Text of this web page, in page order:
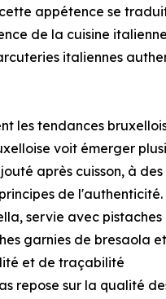
appétence se
de la cuisine
italiennes
les tendances
voit émerger
après cuisson, à
de l'authenticité.
servie avec
garnies de
et de traçabilité
repose sur la qualité